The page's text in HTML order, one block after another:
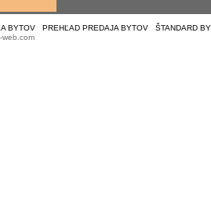
BYTOV PREHĽAD PREDAJA BYTOV
ŠTANDARD